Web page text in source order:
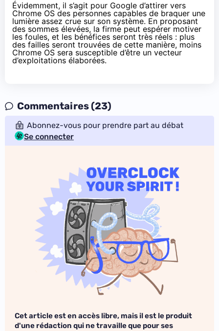
Évidemment, il s’agit pour Google d’attirer vers
Chrome OS des personnes capables de braquer une
lumière assez crue sur son système. En proposant
des sommes élevées, la firme peut espérer motiver
les foules, et les bénéfices seront très réels : plus
des failles seront trouvées de cette manière, moins
Chrome OS sera susceptible d’être un vecteur
d’exploitations élaborées.
Commentaires (23)
Abonnez-vous pour prendre part au débat
Se connecter
Cet article est en accès libre, mais il est le produit
d'une rédaction qui ne travaille que pour ses